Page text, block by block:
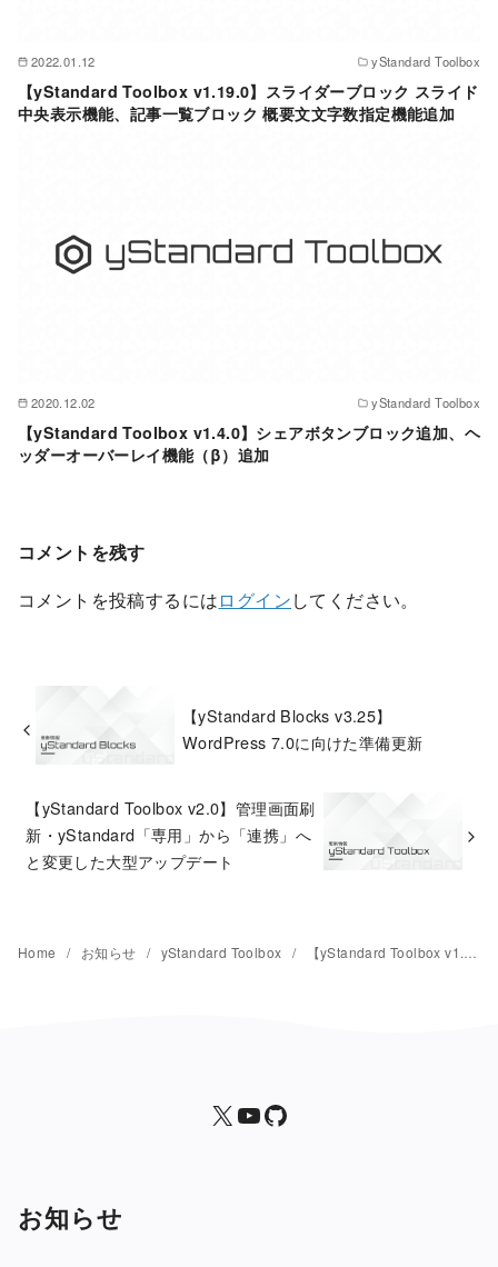
2022.01.12 yStandard Toolbox
【yStandard Toolbox v1.19.0】スライダーブロック スライド
中央表示機能、記事一覧ブロック 概要文文字数指定機能追加
2020.12.02 yStandard Toolbox
【yStandard Toolbox v1.4.0】シェアボタンブロック追加、ヘ
ッダーオーバーレイ機能（β）追加
コメントを残す
コメントを投稿するにはログインしてください。
【yStandard Blocks v3.25】
WordPress 7.0に向けた準備更新
【yStandard Toolbox v2.0】管理画面刷
新・yStandard「専用」から「連携」へ
と変更した大型アップデート
Home お知らせ yStandard Toolbox 【yStandard Toolbox v1.37】yStandard v2アップデート機能追加
X yStandard 公式YouTubeチャンネルyStandard
お知らせ